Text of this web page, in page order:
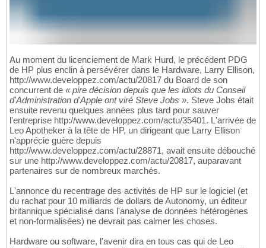
Au moment du licenciement de Mark Hurd, le précédent PDG
de HP plus enclin à persévérer dans le Hardware, Larry Ellison,
http://www.developpez.com/actu/20817 du Board de son
concurrent de « pire décision depuis que les idiots du Conseil
d'Administration d'Apple ont viré Steve Jobs ». Steve Jobs était
ensuite revenu quelques années plus tard pour sauver
l'entreprise http://www.developpez.com/actu/35401. L'arrivée de
Leo Apotheker à la tête de HP, un dirigeant que Larry Ellison
n'apprécie guère depuis
http://www.developpez.com/actu/28871, avait ensuite débouché
sur une http://www.developpez.com/actu/20817, auparavant
partenaires sur de nombreux marchés.
L'annonce du recentrage des activités de HP sur le logiciel (et
du rachat pour 10 milliards de dollars de Autonomy, un éditeur
britannique spécialisé dans l'analyse de données hétérogènes
et non-formalisées) ne devrait pas calmer les choses.
Hardware ou software, l'avenir dira en tous cas qui de Leo